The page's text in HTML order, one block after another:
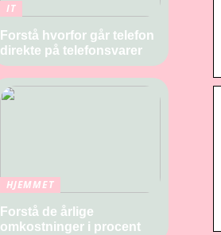
IT
Forstå hvorfor går telefon
direkte på telefonsvarer
HJEMMET
Forstå de årlige
omkostninger i procent